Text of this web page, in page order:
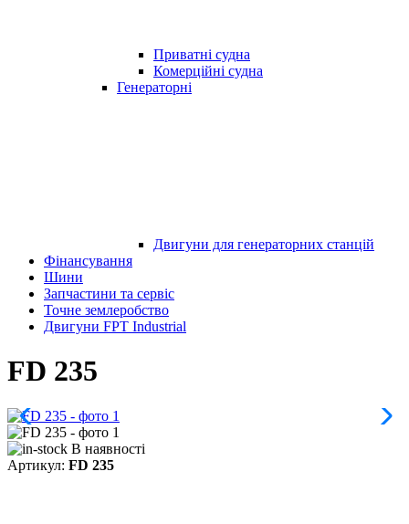
Приватні судна
Комерційні судна
Генераторні
Двигуни для генераторних станцій
Фінансування
Шини
Запчастини та сервіс
Точне землеробство
Двигуни FPT Industrial
FD 235
В наявності
Артикул: FD 235